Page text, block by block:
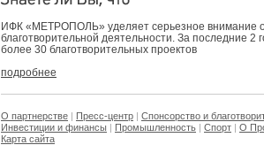
ИФК «МЕТРОПОЛЬ» уделяет серьезное внимание
благотворительной деятельности. За последние 2
более 30 благотворительных проектов
подробнее
О партнерстве | Пресс-центр | Спонсорство и
Инвестиции и финансы | Промышленность | Спорт | О
Карта сайта